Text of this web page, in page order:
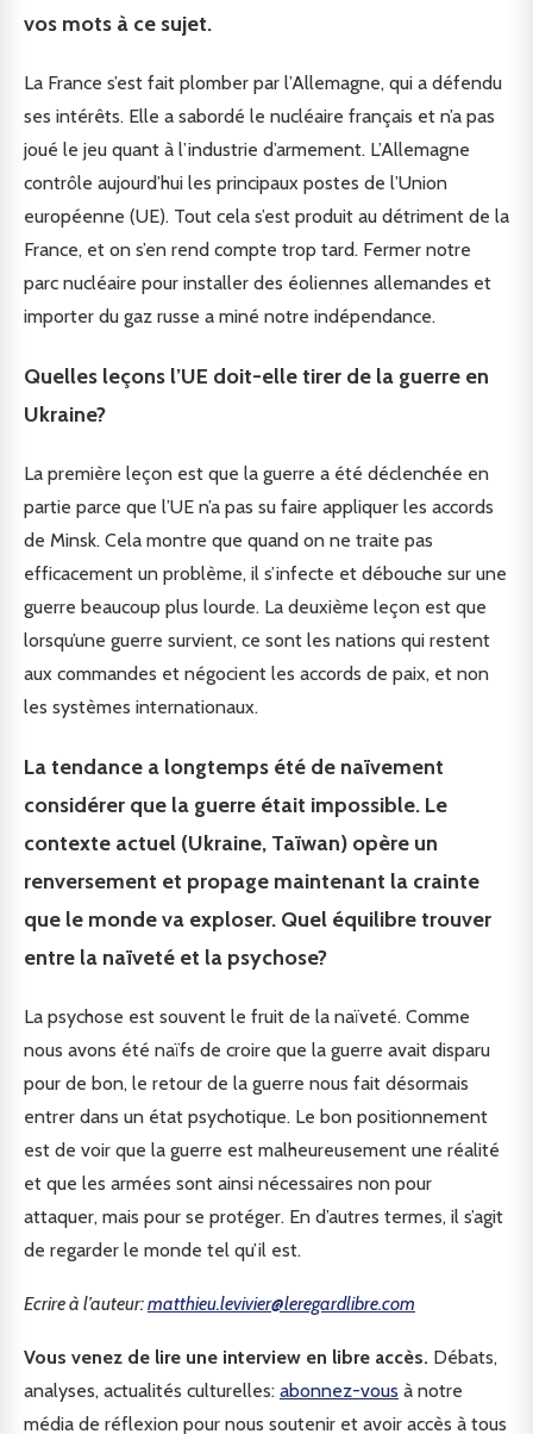
vos mots à ce sujet.
La France s’est fait plomber par l’Allemagne, qui a défendu
ses intérêts. Elle a sabordé le nucléaire français et n’a pas
joué le jeu quant à l’industrie d’armement. L’Allemagne
contrôle aujourd’hui les principaux postes de l’Union
européenne (UE). Tout cela s’est produit au détriment de la
France, et on s’en rend compte trop tard. Fermer notre
parc nucléaire pour installer des éoliennes allemandes et
importer du gaz russe a miné notre indépendance.
Quelles leçons l’UE doit-elle tirer de la guerre en
Ukraine?
La première leçon est que la guerre a été déclenchée en
partie parce que l’UE n’a pas su faire appliquer les accords
de Minsk. Cela montre que quand on ne traite pas
efficacement un problème, il s’infecte et débouche sur une
guerre beaucoup plus lourde. La deuxième leçon est que
lorsqu’une guerre survient, ce sont les nations qui restent
aux commandes et négocient les accords de paix, et non
les systèmes internationaux.
La tendance a longtemps été de naïvement
considérer que la guerre était impossible. Le
contexte actuel (Ukraine, Taïwan) opère un
renversement et propage maintenant la crainte
que le monde va exploser. Quel équilibre trouver
entre la naïveté et la psychose?
La psychose est souvent le fruit de la naïveté. Comme
nous avons été naïfs de croire que la guerre avait disparu
pour de bon, le retour de la guerre nous fait désormais
entrer dans un état psychotique. Le bon positionnement
est de voir que la guerre est malheureusement une réalité
et que les armées sont ainsi nécessaires non pour
attaquer, mais pour se protéger. En d’autres termes, il s’agit
de regarder le monde tel qu’il est.
Ecrire à l’auteur:matthieu.levivier@leregardlibre.com
Vous venez de lire une interview en libre accès. Débats,
analyses, actualités culturelles: abonnez-vous à notre
média de réflexion pour nous soutenir et avoir accès à tous